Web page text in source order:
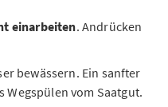
einarbeiten. Andrücken
bewässern. Ein sanfter
Wegspülen vom Saatgut.